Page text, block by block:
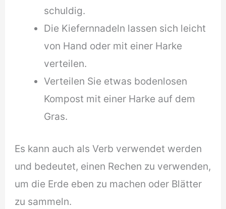
schuldig.
Die Kiefernnadeln lassen sich leicht
von Hand oder mit einer Harke
verteilen.
Verteilen Sie etwas bodenlosen
Kompost mit einer Harke auf dem
Gras.
Es kann auch als Verb verwendet werden
und bedeutet, einen Rechen zu verwenden,
um die Erde eben zu machen oder Blätter
zu sammeln.